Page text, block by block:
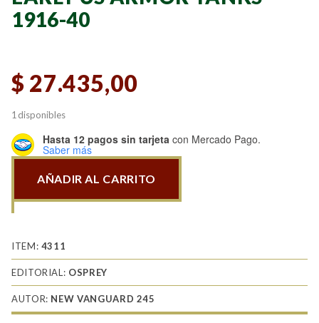
1916-40
$ 27.435,00
1 disponibles
Hasta 12 pagos sin tarjeta con Mercado Pago.
Saber más
US
Tanks
1916-
cantidad
AÑADIR AL CARRITO
ITEM: 4311
EDITORIAL: OSPREY
AUTOR: NEW VANGUARD 245